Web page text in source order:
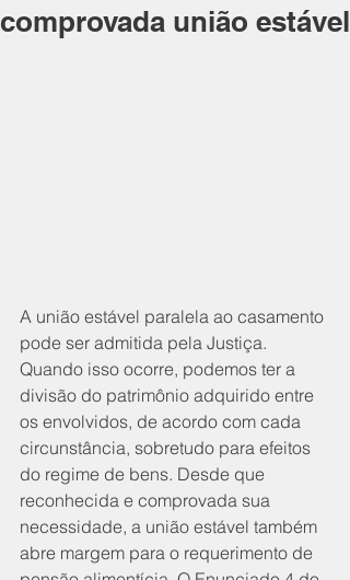
comprovada união estável
A união estável paralela ao casamento
pode ser admitida pela Justiça.
Quando isso ocorre, podemos ter a
divisão do patrimônio adquirido entre
os envolvidos, de acordo com cada
circunstância, sobretudo para efeitos
do regime de bens. Desde que
reconhecida e comprovada sua
necessidade, a união estável também
abre margem para o requerimento de